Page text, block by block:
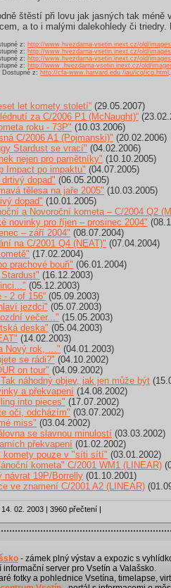
štěstí při lovu jak jasných tak
a to i malými dalekohledy či
z: http://www.hvezdarna-vsetin.inext.cz/old/
z: http://www.hvezdarna-vsetin.inext.cz/old/
z: http://www.hvezdarna-vsetin.inext.cz/old/
z: http://www .hvezdarna-vsetin.inext.cz/old/
Dostupné z: http://cfa-www.harvard.edu /iau/icq/icq.html
let komety století“ (29.05.2007)
za C/2006 P1 (McNaught)“
roku - 73P" (10.03.2006)
C/2006 A1 (Pojmanski)" (20.02.2006)
Stardust se vrací" (04.02.2006)
nejen pro pamětníky" (10.10.2005)
Impact po impaktu" (04.07.2005)
dopad" (06.05.2005)
tělesa na jaře 2005" (10.03.2005)
dopad" (10.01.2005)
a Novoroční kometa – C/2004 Q2
novinky pro říjen – prosinec 2004"
– září 2004" (08.07.2004)
na C/2001 Q4 (NEAT)" (07.04.2004)
(17.02.2004)
prachové bouři" (06.01.2004)
(16.12.2003)
(05.12.2003)
- 2 of 156“ (05.09.2003)
jezdci" (05.07.2003)
večer..." (15.05.2003)
deska" (05.04.2003)
(14.02.2003)
Nový rok, …" (04.01.2003)
se rádi?" (04.10.2002)
on tour" (04.09.2002)
náhodný objev, jak jen může být
a překvapení (14.08.2002)
into pieces" (17.07.2002)
oči, odcházím" (03.07.2002)
miss" (03.04.2002)
se slavnou minulostí (03.03.2002)
překvapení (01.02.2002)
komety pouze v "síti sítí" (03.01.2002)
kometa" C/2001 WM1 (LINEAR)
návrat 19P/Borrelly (01.10.2001)
ve znamení C/2001 A2 (LINEAR)
02. 2003 | 3960 přečtení |
- zámek plný výstav a expozic s
server pro Vsetín a Valašsko.
fotky a pohlednice Vsetína, timelapse,